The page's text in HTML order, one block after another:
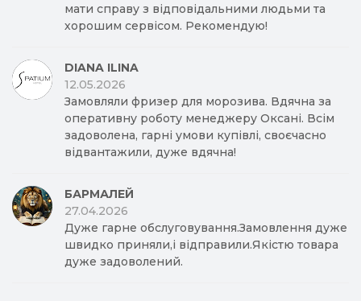
мати справу з відповідальними людьми та
хорошим сервісом. Рекомендую!
DIANA ILINA
12.05.2026
Замовляли фризер для морозива. Вдячна за
оперативну роботу менеджеру Оксані. Всім
задоволена, гарні умови купівлі, своєчасно
відвантажили, дуже вдячна!
БАРМАЛЕЙ
27.04.2026
Дуже гарне обслуговування.Замовлення дуже
швидко приняли,і відправили.Якістю товара
дуже задоволений.